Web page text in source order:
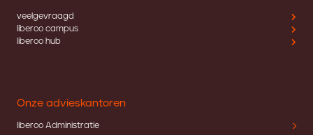
veelgevraagd
liberoo campus
liberoo hub
Onze advieskantoren
liberoo Administratie